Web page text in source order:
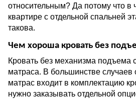
относительным? Да потому что в
квартире с отдельной спальней
такова.
Чем хороша кровать без
Кровать без механизма подъема
матраса. В большинстве случаев
матрас входит в комплектацию
нужно заказывать отдельной